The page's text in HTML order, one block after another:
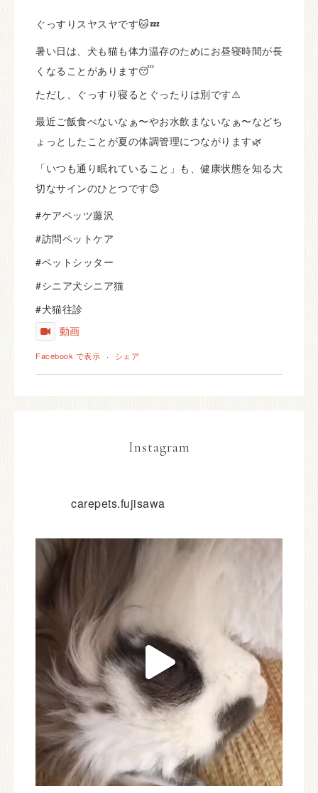
ぐっすりスヤスヤです🐱💤
暑い日は、犬も猫も体力温存のためにお昼寝時間が長
くなることがあります😴
ただし、ぐっすり寝るとぐったりは別です⚠️
最近ご飯食べないなぁ〜やお水飲まないなぁ〜などち
ょっとしたことが夏の体調管理につながります🌿
「いつも通り眠れていること」も、健康状態を知る大
切なサインのひとつです😊
#ケアペッツ藤沢
#訪問ペットケア
#ペットシッター
#シニア犬シニア猫
#犬猫往診
動画
Facebook で表示 · シェア
Instagram
carepets.fujisawa